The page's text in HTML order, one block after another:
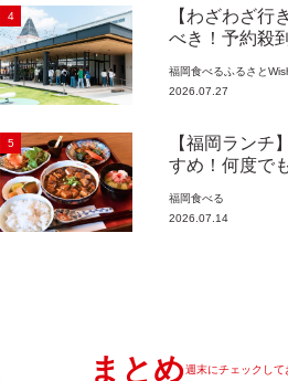
4
【わざわざ行
べき！予約殺
ン『bound
福岡食べるふるさと
2026.07.27
5
【福岡ランチ
すめ！何度で
市）【まち歩き
福岡食べる
2026.07.14
まとめ週末にチェックし